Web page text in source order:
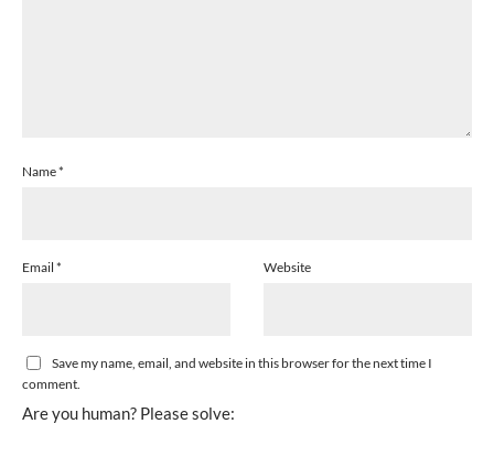
Name*
Email * Website
Save my name, email, and website in this browser for the next time I
comment.
Are you human? Please solve: